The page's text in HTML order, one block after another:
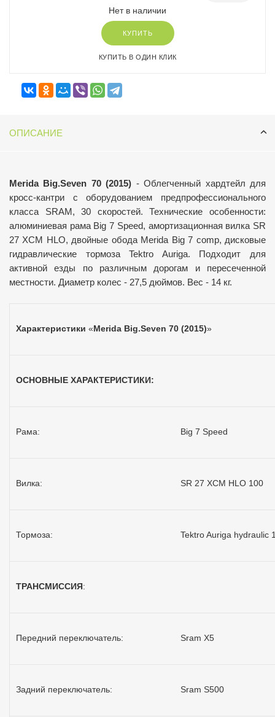
Нет в наличии
КУПИТЬ
КУПИТЬ В ОДИН КЛИК
ОПИСАНИЕ
Merida Big.Seven 70 (2015) - Облегченный хардтейл для
кросс-кантри с оборудованием предпрофессионального
класса SRAM, 30 скоростей. Технические особенности:
алюминиевая рама Big 7 Speed, амортизационная вилка SR
27 XCM HLO, двойные обода Merida Big 7 comp, дисковые
гидравлические тормоза Tektro Auriga. Подходит для
активной езды по различным дорогам и пересеченной
местности. Диаметр колес - 27,5 дюймов. Вес - 14 кг.
Характеристики «Merida Big.Seven 70 (2015)»
ОСНОВНЫЕ ХАРАКТЕРИСТИКИ:
Рама: Big 7 Speed
Вилка: SR 27 XCM HLO 100
Тормоза: Tektro Auriga hydraulic
ТРАНСМИССИЯ:
Передний переключатель: Sram X5
Задний переключатель: Sram S500